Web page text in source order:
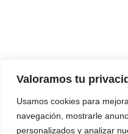
Valoramos tu
Usamos cookies para
navegación, mostrarle
personalizados y analizar